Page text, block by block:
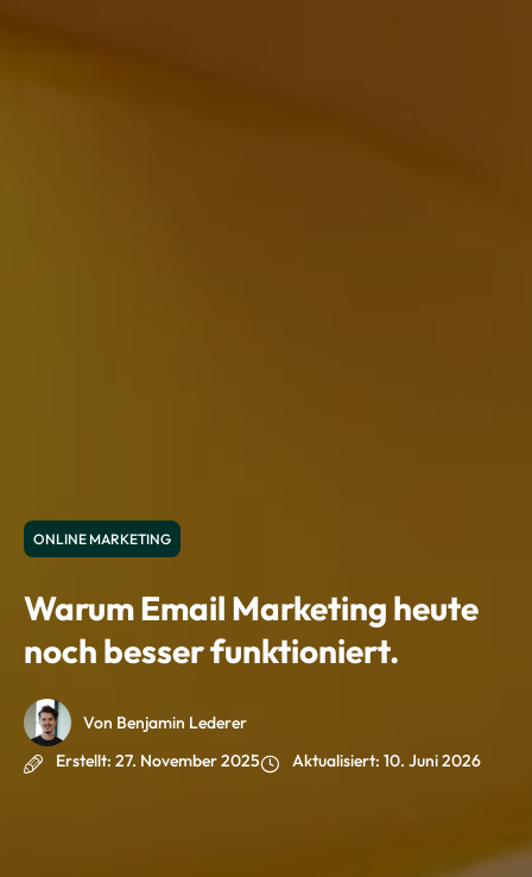
ONLINE MARKETING
Warum Email Marketing heute
noch besser funktioniert.
Von Benjamin Lederer
Erstellt: 27. November 2025 Aktualisiert: 10. Juni 2026